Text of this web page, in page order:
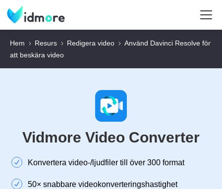
Hem Resurs Redigera video
Använd Davinci Resolve för
att beskära video
Vidmore Video Converter
Konvertera video-/ljudfiler till över 300 format
50× snabbare videokonverteringshastighet